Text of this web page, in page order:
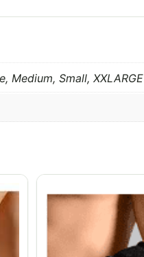
Medium, Small, XXLARGE